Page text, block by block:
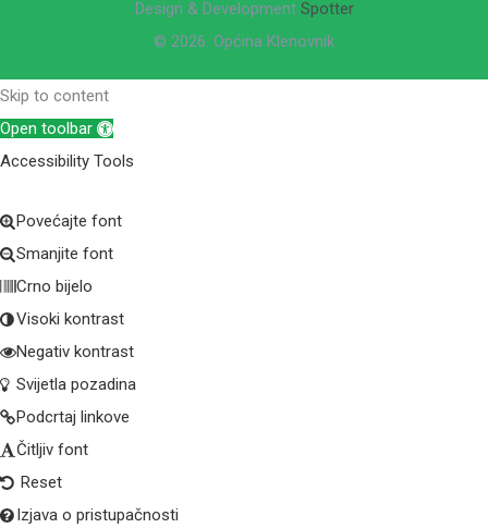
Design & Development Spotter
© 2026. Općina Klenovnik
Skip to content
Open toolbar
Accessibility Tools
Povećajte font
Smanjite font
Crno bijelo
Visoki kontrast
Negativ kontrast
Svijetla pozadina
Podcrtaj linkove
Čitljiv font
Reset
Izjava o pristupačnosti